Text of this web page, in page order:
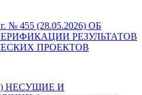
№ 455 (28.05.2026) ОБ
РЕЗУЛЬТАТОВ
ПРОЕКТОВ
НЕСУЩИЕ И